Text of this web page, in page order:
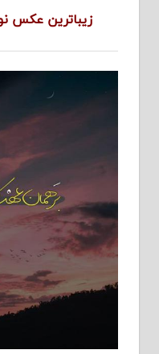
زیباترین عکس